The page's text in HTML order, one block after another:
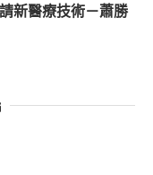
新醫療技術－蕭勝